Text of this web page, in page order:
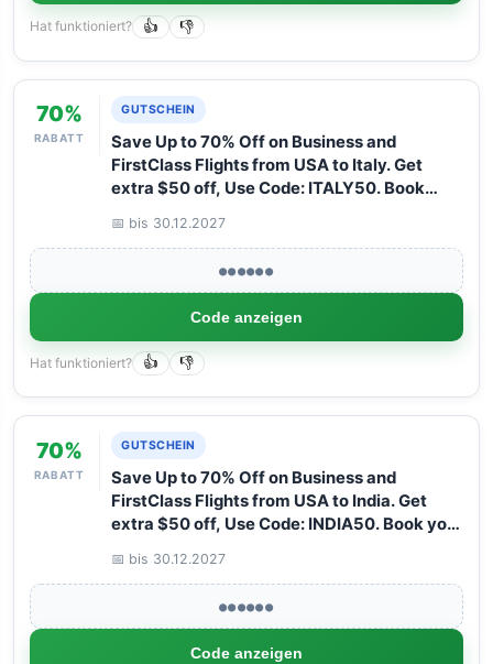
Hat funktioniert? 👍 👎
70%
RABATT
GUTSCHEIN
Save Up to 70% Off on Business and
FirstClass Flights from USA to Italy. Get
extra $50 off, Use Code: ITALY50. Book
📅 bis 30.12.2027
●●●●●●
Code anzeigen
Hat funktioniert? 👍 👎
70%
RABATT
GUTSCHEIN
Save Up to 70% Off on Business and
FirstClass Flights from USA to India. Get
extra $50 off, Use Code: INDIA50. Book your
📅 bis 30.12.2027
●●●●●●
Code anzeigen